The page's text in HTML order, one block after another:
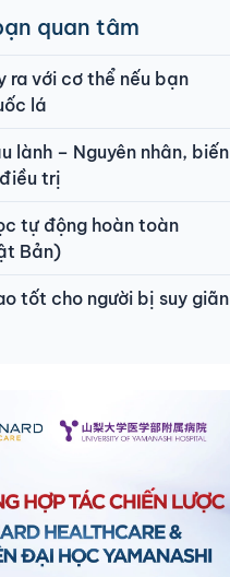
quan tâm
ra với cơ thể nếu bạn
lá
lành – Nguyên nhân, biến
trị
tự động hoàn toàn
Bản)
tốt cho người bị suy giãn